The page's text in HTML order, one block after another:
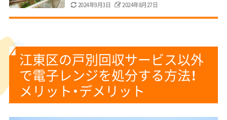
2024年9月3日 2024年8月27日
江東区の戸別回収サービス以外
で電子レンジを処分する方法！
メリット・デメリット